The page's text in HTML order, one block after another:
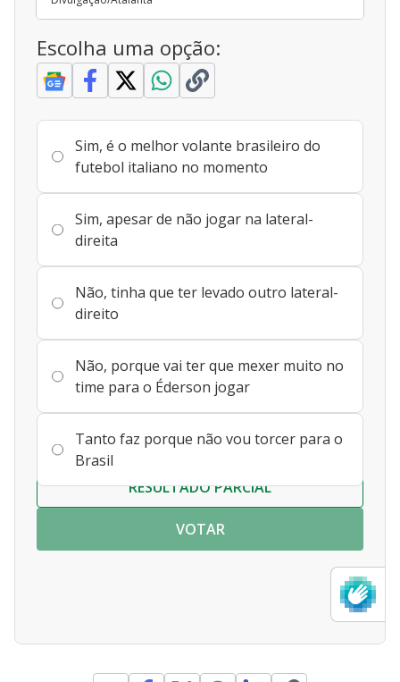
Escolha uma opção:
Sim, é o melhor volante brasileiro do
futebol italiano no momento
Sim, apesar de não jogar na lateral-
direita
Não, tinha que ter levado outro lateral-
direito
Não, porque vai ter que mexer muito no
time para o Éderson jogar
Tanto faz porque não vou torcer para o
Brasil
RESULTADO PARCIAL
VOTAR